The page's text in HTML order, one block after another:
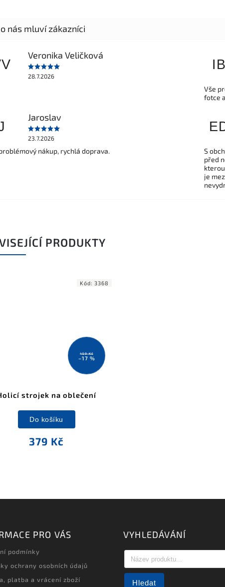
Veronika Veličková
28.7.2026
IB
Vše
fotce
Jaroslav
23.7.2026
nákup, rychlá doprava.
S
před
je
PRODUKTY
459 Kč
–17 %
strojek na oblečení
379 Kč
Do košíku
Kód: 3368
PRO VÁS
podmínky
ochrany osobních údajů
platba a vrácení zboží
VYHLEDÁVÁNÍ
Hledat